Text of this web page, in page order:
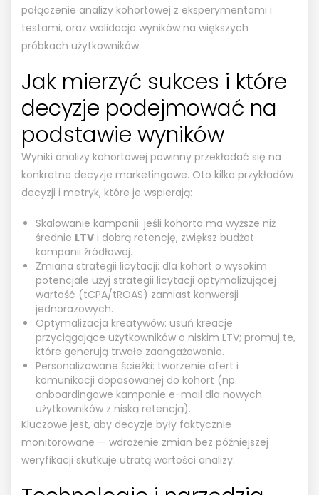
połączenie analizy kohortowej z eksperymentami i
testami, oraz walidacja wyników na większych
próbkach użytkowników.
Jak mierzyć sukces i które
decyzje podejmować na
podstawie wyników
Wyniki analizy kohortowej powinny przekładać się na
konkretne decyzje marketingowe. Oto kilka przykładów
decyzji i metryk, które je wspierają:
Skalowanie kampanii: jeśli kohorta ma wyższe niż
średnie LTV i dobrą retencję, zwiększ budżet
kampanii źródłowej.
Zmiana strategii licytacji: dla kohort o wysokim
potencjale użyj strategii licytacji optymalizującej
wartość (tCPA/tROAS) zamiast konwersji
jednorazowych.
Optymalizacja kreatywów: usuń kreacje
przyciągające użytkowników o niskim LTV; promuj te,
które generują trwałe zaangażowanie.
Personalizowane ścieżki: tworzenie ofert i
komunikacji dopasowanej do kohort (np.
onboardingowe kampanie e-mail dla nowych
użytkowników z niską retencją).
Kluczowe jest, aby decyzje były faktycznie
monitorowane — wdrożenie zmian bez późniejszej
weryfikacji skutkuje utratą wartości analizy.